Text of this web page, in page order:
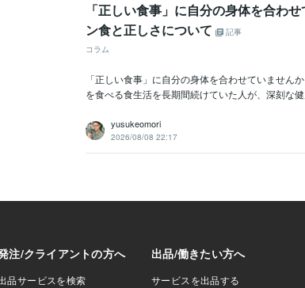
「正しい食事」に自分の身体を合わ
ン食と正しさについて
記事
コラム
「正しい食事」に自分の身体を合わせていませ
を食べる食生活を長期間続けていた人が、深刻な
yusukeomori
2026/08/08 22:17